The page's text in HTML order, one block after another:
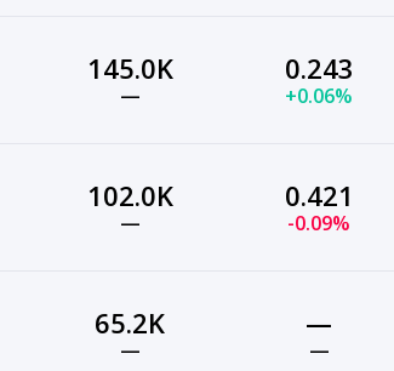
145.0K
—
0.243
+0.06%
102.0K
—
0.421
-0.09%
65.2K
—
—
—